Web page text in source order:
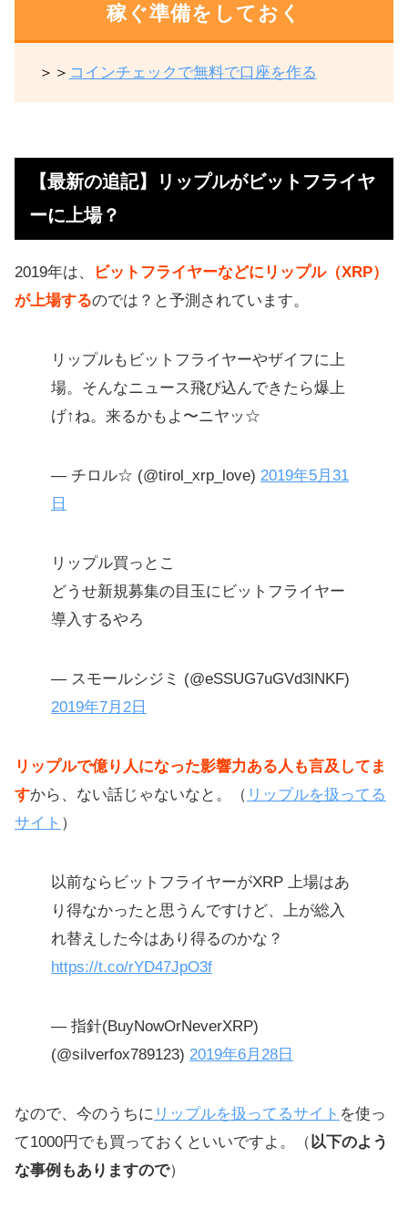
稼ぐ準備をしておく
＞＞ コインチェックで無料で口座を作る
【最新の追記】リップルがビットフライヤ
ーに上場？
2019年は、
ビットフライヤーなどにリップル（XRP）
が上場するのでは？と予測されています。
リップルもビットフライヤーやザイフに上
場。そんなニュース飛び込んできたら爆上
げ↑ね。来るかもよ〜ニヤッ☆
— チロル☆ (@tirol_xrp_love) 2019年5月31
日
リップル買っとこ
どうせ新規募集の目玉にビットフライヤー
導入するやろ
— スモールシジミ (@eSSUG7uGVd3lNKF)
2019年7月2日
リップルで億り人になった影響力ある人も言及してま
すから、ない話じゃないなと。（ リップルを扱ってる
サイト ）
以前ならビットフライヤーがXRP 上場はあ
り得なかったと思うんですけど、上が総入
れ替えした今はあり得るのかな？
https://t.co/rYD47JpO3f
— 指針(BuyNowOrNeverXRP)
(@silverfox789123) 2019年6月28日
なので、今のうちに リップルを扱ってるサイト を使っ
て1000円でも買っておくといいですよ。（以下のよう
な事例もありますので）